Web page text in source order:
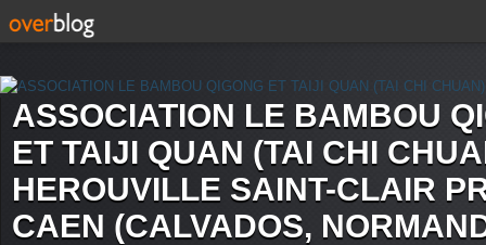
ASSOCIATION LE BAMBOU
ET TAIJI QUAN (TAI CHI
HEROUVILLE SAINT-CLAIR
CAEN (CALVADOS,